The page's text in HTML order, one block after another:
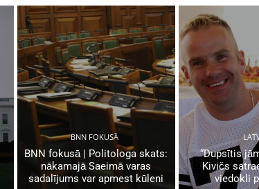
BNN FOKUSĀ
BNN fokusā | Politologa skats:
nākamajā Saeimā varas
sadalījums var apmest kūleni
“Dupsītis
Kivičs
viedokli